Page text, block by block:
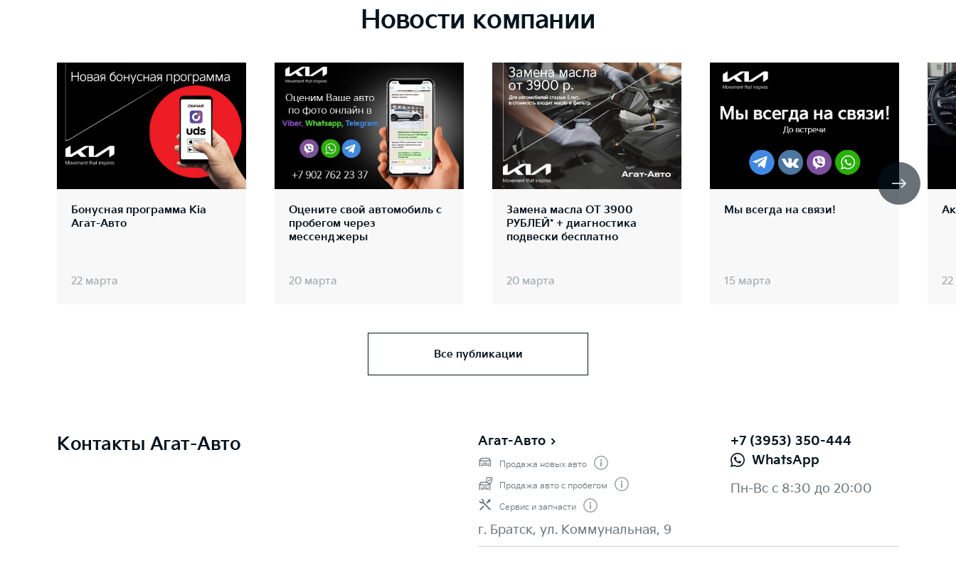
Новости компании
Бонусная программа Kia
Агат-Авто
22 марта
Оцените свой автомобиль с
пробегом через
мессенджеры
20 марта
Замена масла ОТ 3900
РУБЛЕЙ* + диагностика
подвески бесплатно
20 марта
Мы всегда на связи!
15 марта
Все публикации
Контакты Агат-Авто Агат-Авто
Продажа новых авто
Продажа авто с пробегом
Сервис и запчасти
г. Братск, ул. Коммунальная, 9
Пн-Вс с 8:30 до 20:00
WhatsApp
+7 (3953) 350-444